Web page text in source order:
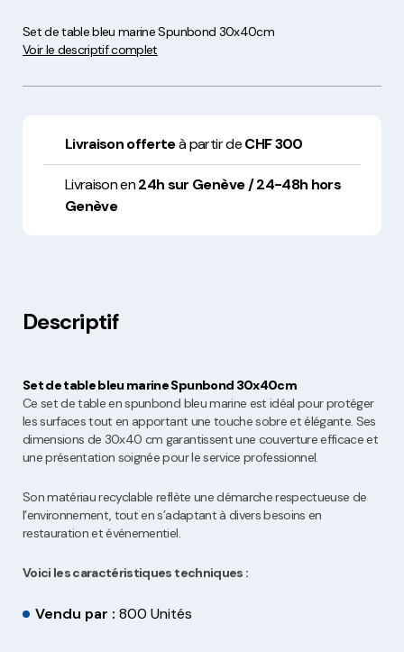
Set de table bleu marine Spunbond 30x40cm
Voir le descriptif complet
Livraison offerteà partir deCHF 300
Livraison en24h sur Genève / 24-48h hors
Genève
Descriptif
Set de table bleu marine Spunbond 30x40cm
Ce set de table en spunbond bleu marine est idéal pour protéger
les surfaces tout en apportant une touche sobre et élégante. Ses
dimensions de 30x40 cm garantissent une couverture efficace et
une présentation soignée pour le service professionnel.
Son matériau recyclable reflète une démarche respectueuse de
l’environnement, tout en s’adaptant à divers besoins en
restauration et événementiel.
Voici les caractéristiques techniques :
Vendu par : 800 Unités